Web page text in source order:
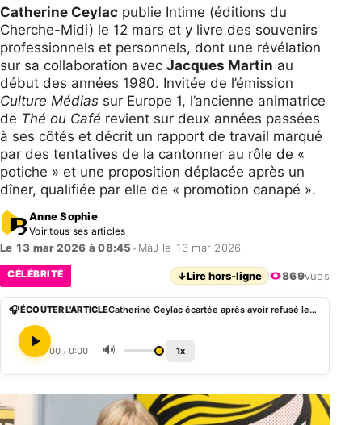
Catherine Ceylac publie Intime (éditions du
Cherche-Midi) le 12 mars et y livre des souvenirs
professionnels et personnels, dont une révélation
sur sa collaboration avec Jacques Martin au
début des années 1980. Invitée de l’émission
Culture Médias sur Europe 1, l’ancienne animatrice
de Thé ou Café revient sur deux années passées
à ses côtés et décrit un rapport de travail marqué
par des tentatives de la cantonner au rôle de «
potiche » et une proposition déplacée après un
dîner, qualifiée par elle de « promotion canapé ».
Anne Sophie
Voir tous ses articles
Le 13 mar 2026 à 08:45 • MàJ le 13 mar 2026
CÉLÉBRITÉ ↓Lire hors-ligne 869vues
🎧 ÉCOUTER L'ARTICLE Catherine Ceylac écartée après avoir refusé les avances de Jacques Martin
0:00 / 0:00 🔊 1x